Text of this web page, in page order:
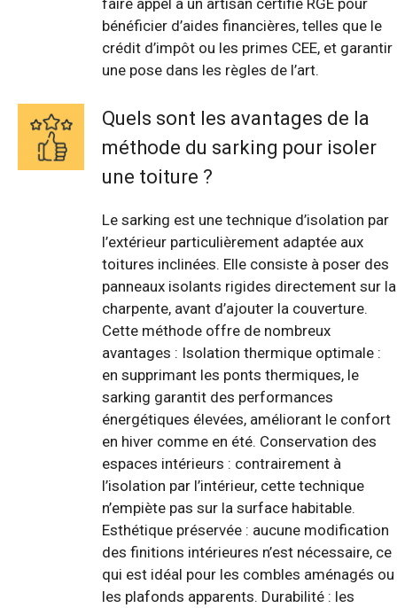
bénéficier d’aides financières, telles que le
crédit d’impôt ou les primes CEE, et garantir
une pose dans les règles de l’art.
Quels sont les avantages de la
méthode du sarking pour isoler
une toiture ?
Le sarking est une technique d’isolation par
l’extérieur particulièrement adaptée aux
toitures inclinées. Elle consiste à poser des
panneaux isolants rigides directement sur la
charpente, avant d’ajouter la couverture.
Cette méthode offre de nombreux
avantages : Isolation thermique optimale :
en supprimant les ponts thermiques, le
sarking garantit des performances
énergétiques élevées, améliorant le confort
en hiver comme en été. Conservation des
espaces intérieurs : contrairement à
l’isolation par l’intérieur, cette technique
n’empiète pas sur la surface habitable.
Esthétique préservée : aucune modification
des finitions intérieures n’est nécessaire, ce
qui est idéal pour les combles aménagés ou
les plafonds apparents. Durabilité : les